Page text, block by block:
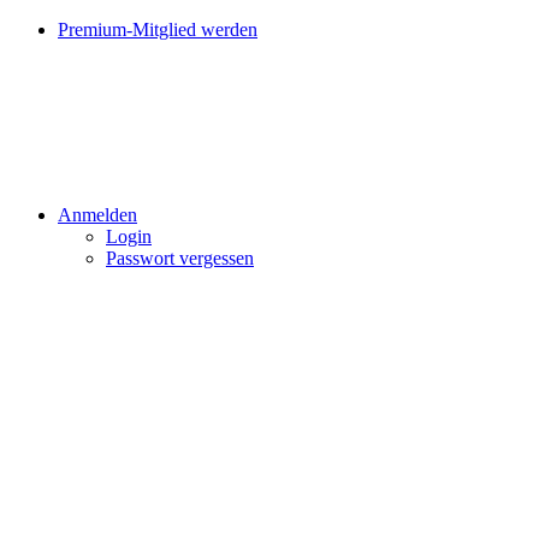
Premium-Mitglied werden
Anmelden
Login
Passwort vergessen